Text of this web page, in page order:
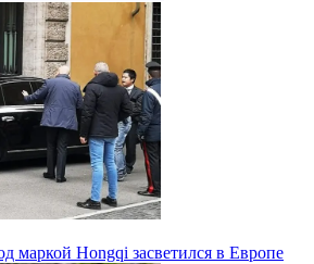
маркой Hongqi засветился в Европе